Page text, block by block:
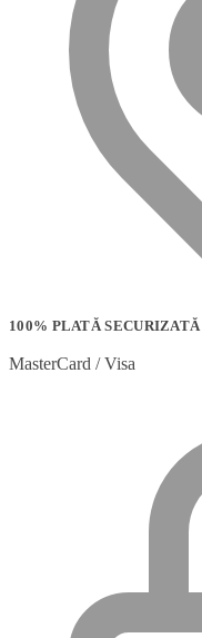
100% PLATĂ SECURIZATĂ
MasterCard / Visa